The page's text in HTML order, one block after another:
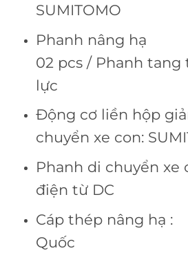
SUMITOMO
Phanh
02 pcs / Phanh
lực
Động cơ liền hộp
chuyển xe con:
Phanh di chuyển xe
điện từ DC
Cáp thép nâng
Quốc